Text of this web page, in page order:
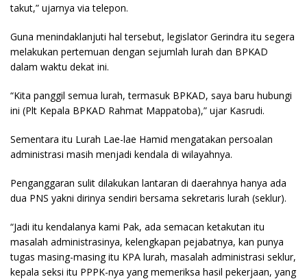
takut,” ujarnya via telepon.
Guna menindaklanjuti hal tersebut, legislator Gerindra itu segera
melakukan pertemuan dengan sejumlah lurah dan BPKAD
dalam waktu dekat ini.
“Kita panggil semua lurah, termasuk BPKAD, saya baru hubungi
ini (Plt Kepala BPKAD Rahmat Mappatoba),” ujar Kasrudi.
Sementara itu Lurah Lae-lae Hamid mengatakan persoalan
administrasi masih menjadi kendala di wilayahnya.
Penganggaran sulit dilakukan lantaran di daerahnya hanya ada
dua PNS yakni dirinya sendiri bersama sekretaris lurah (seklur).
“Jadi itu kendalanya kami Pak, ada semacan ketakutan itu
masalah administrasinya, kelengkapan pejabatnya, kan punya
tugas masing-masing itu KPA lurah, masalah administrasi seklur,
kepala seksi itu PPPK-nya yang memeriksa hasil pekerjaan, yang